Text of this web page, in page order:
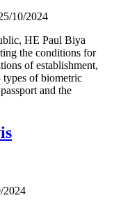
10/2024
HE Paul Biya
the conditions for
of establishment,
types of biometric
and the
2024